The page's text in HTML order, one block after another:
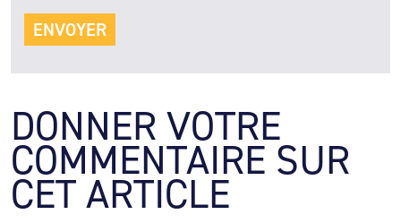
DONNER VOTRE
COMMENTAIRE SUR
CET ARTICLE